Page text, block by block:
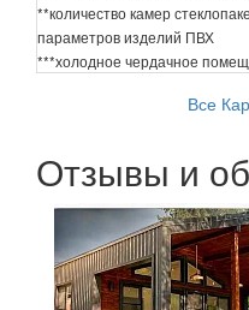
**количество камер
параметров изделий ПВХ
***холодное чердачное
Все
Отзывы и